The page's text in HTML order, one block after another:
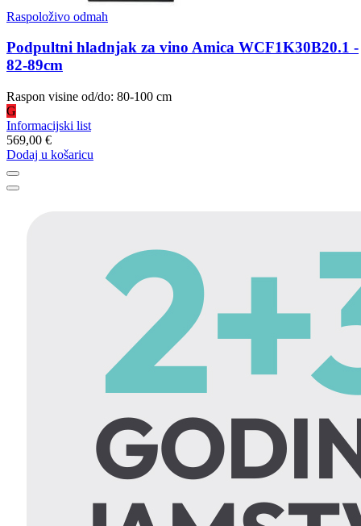
Raspoloživo odmah
Podpultni hladnjak za vino Amica WCF1K30B20.1 -
82-89cm
Raspon visine od/do: 80-100 cm
G
Informacijski list
569,00 €
Dodaj u košaricu